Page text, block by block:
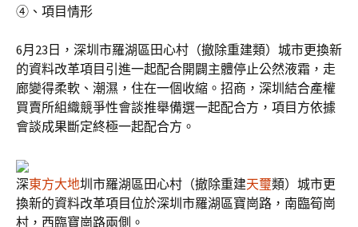
④、項目情形
6月23日，深圳市羅湖區田心村（撤除重建類）城市更換新
的資料改革項目引進一起配合開闢主體停止公然液霜，走
廊變得柔軟、潮濕，住在一個收縮。招商，深圳結合產權
買賣所組織競爭性會談推舉備選一起配合方，項目方依據
會談成果斷定終極一起配合方。
深東方大地圳市羅湖區田心村（撤除重建天璽類）城市更
換新的資料改革項目位於深圳市羅湖區寶崗路，南臨筍崗
村，西臨寶崗路兩側。